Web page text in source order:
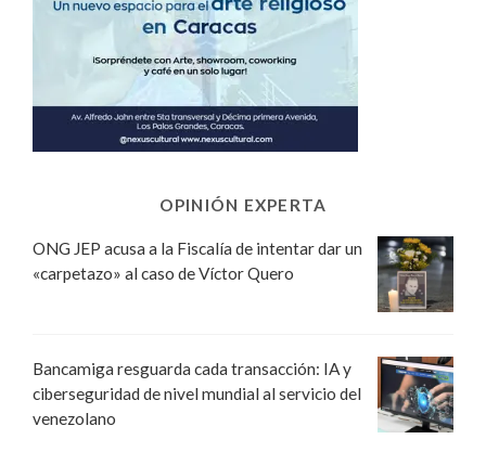
OPINIÓN EXPERTA
ONG JEP acusa a la Fiscalía de intentar dar un
«carpetazo» al caso de Víctor Quero
Bancamiga resguarda cada transacción: IA y
ciberseguridad de nivel mundial al servicio del
venezolano